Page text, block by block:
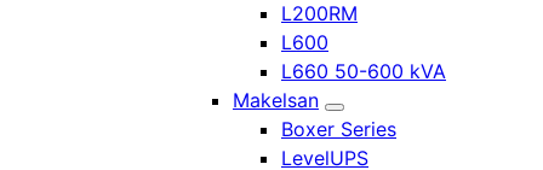
L200RM
L600
L660 50-600 kVA
Makelsan
Boxer Series
LevelUPS